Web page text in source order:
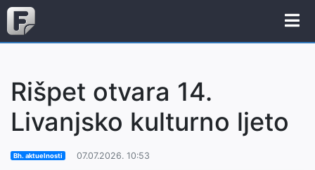
Rišpet otvara 14.
Livanjsko kulturno ljeto
Bh. aktuelnosti 07.07.2026. 10:53